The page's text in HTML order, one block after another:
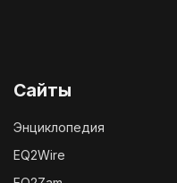
Сайты
Энциклопедия
EQ2Wire